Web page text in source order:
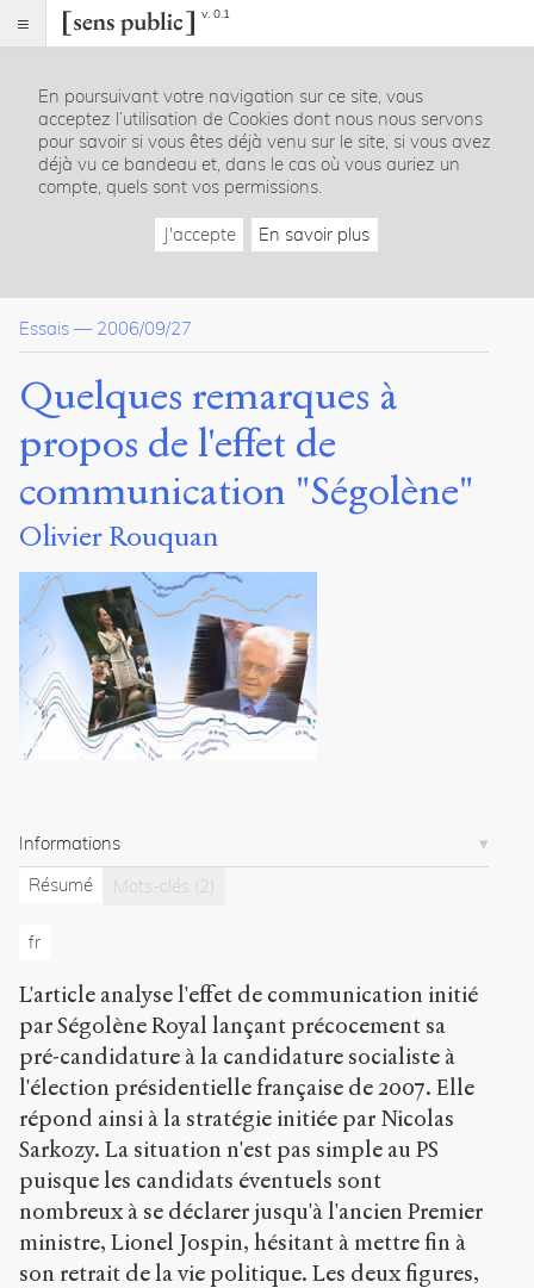
v. 0.1
Index
Article
Table
des
Images
« L’opinion » et le parti : accord ou désaccord ?
De la légitimité des candidatures : quel débat ?
Le parti avant la campagne : une boîte noire
Dirigeants : les nouveaux contre les caciques ? Nuances...
Conclusion
Dossier(s)
Les évolutions contemporaines du
régime représentatif
Christophe
Premat
14
articles
Notes
Exporter
Rouquan,
Quelques
propos
de
l'effet
de
communication
"Ségolène".
2006.
Sens
public
h
t
t
En poursuivant votre navigation sur ce site, vous
acceptez l’utilisation de Cookies dont nous nous servons
pour savoir si vous êtes déjà venu sur le site, si vous avez
déjà vu ce bandeau et, dans le cas où vous auriez un
compte, quels sont vos permissions.
J'accepte En savoir plus
Essais — 2006/09/27
Quelques remarques à
propos de l'effet de
communication "Ségolène"
Olivier Rouquan
Informations
Résumé
Mots-clés (2)
fr
L'article analyse l'effet de communication initié
par Ségolène Royal lançant précocement sa
pré-candidature à la candidature socialiste à
l'élection présidentielle française de 2007. Elle
répond ainsi à la stratégie initiée par Nicolas
Sarkozy. La situation n'est pas simple au PS
puisque les candidats éventuels sont
nombreux à se déclarer jusqu'à l'ancien Premier
ministre, Lionel Jospin, hésitant à mettre fin à
son retrait de la vie politique. Les deux figures,